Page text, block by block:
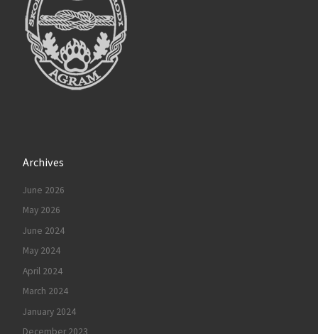
Archives
June 2026
May 2026
June 2024
May 2024
April 2024
March 2024
January 2024
December 2023